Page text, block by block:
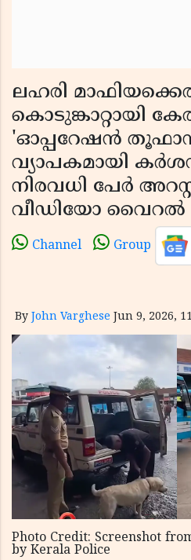
ലഹരി
കൊടുങ്കാറ്റായി
'ഓപ്പറേഷൻ
വ്യാപകമായി
നിരവധി പേർ
വീഡിയോ വൈറൽ
Channel Group
By John Varghese Jun 9, 2026,
Photo Credit: Screenshot
by Kerala Police